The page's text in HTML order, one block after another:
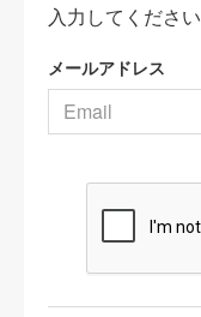
入力してください
メールアドレス